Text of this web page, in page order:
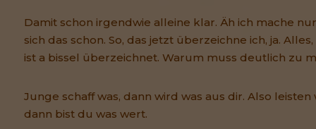
Damit schon irgendwie alleine klar. Äh ich mache
sich das schon. So, das jetzt überzeichne ich, ja.
ist a bissel überzeichnet. Warum muss deutlich zu
Junge schaff was, dann wird was aus dir. Also
dann bist du was wert.